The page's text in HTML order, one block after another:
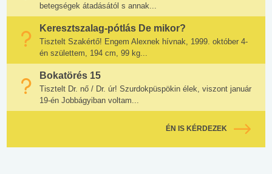
betegségek átadásától s annak...
Keresztszalag-pótlás De mikor?
Tisztelt Szakértő! Engem Alexnek hívnak, 1999. október 4-
én születtem, 194 cm, 99 kg...
Bokatörés 15
Tisztelt Dr. nő / Dr. úr! Szurdokpüspökin élek, viszont január
19-én Jobbágyiban voltam...
ÉN IS KÉRDEZEK